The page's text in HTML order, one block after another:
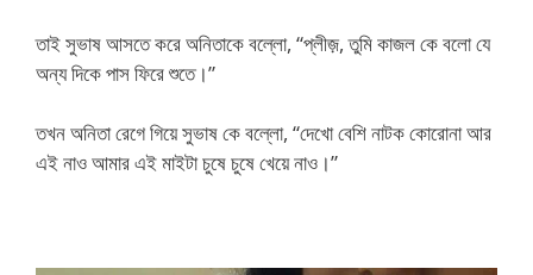
তাই সুভাষ আসতে করে অনিতাকে বল্লো, “প্লীজ়, তুমি কাজল কে বলো যে
অন্য দিকে পাস ফিরে শুতে।”
তখন অনিতা রেগে গিয়ে সুভাষ কে বল্লো, “দেখো বেশি নাটক কোরোনা আর
এই নাও আমার এই মাইটা চুষে চুষে খেয়ে নাও।”